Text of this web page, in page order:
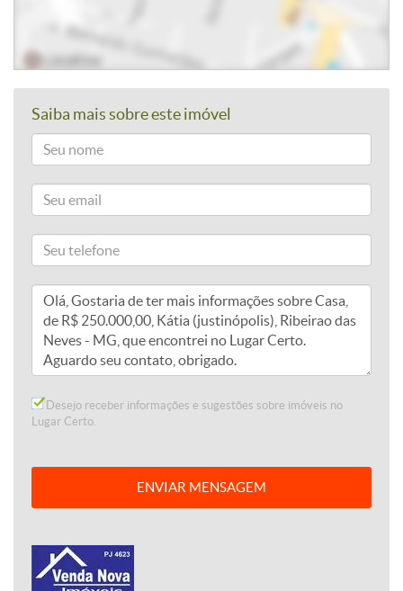
Saiba mais sobre este imóvel
Desejo receber informações e sugestões sobre imóveis no
Lugar Certo.
ENVIAR MENSAGEM